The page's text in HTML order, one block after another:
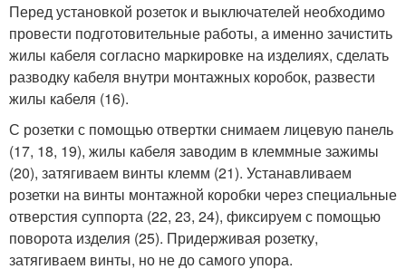
Перед установкой розеток и выключателей необходимо
провести подготовительные работы, а именно зачистить
жилы кабеля согласно маркировке на изделиях, сделать
разводку кабеля внутри монтажных коробок, развести
жилы кабеля (16).
С розетки с помощью отвертки снимаем лицевую панель
(17, 18, 19), жилы кабеля заводим в клеммные зажимы
(20), затягиваем винты клемм (21). Устанавливаем
розетки на винты монтажной коробки через специальные
отверстия суппорта (22, 23, 24), фиксируем с помощью
поворота изделия (25). Придерживая розетку,
затягиваем винты, но не до самого упора.